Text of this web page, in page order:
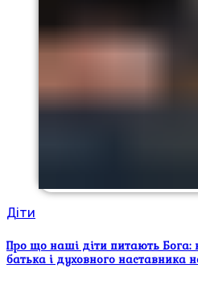
Діти
Про що наші діти питають Бога:
батька і духовного наставника